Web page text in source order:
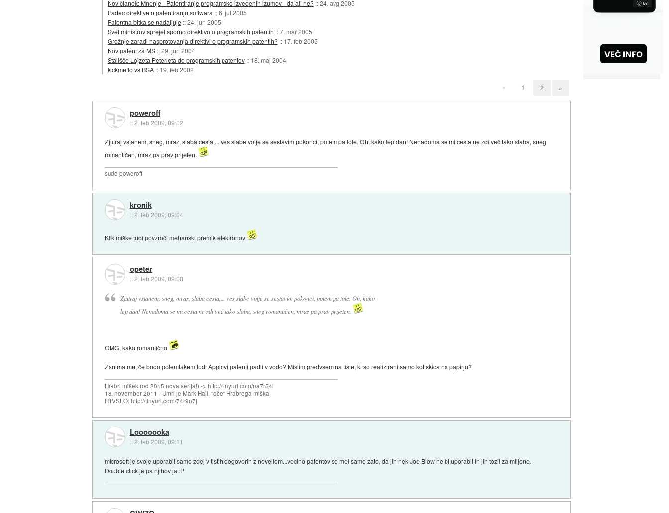
Nov članek: Mnenje - Patentiranje programsko izvedenih izumov - da ali ne? ::24. avg 2005
Padec direktive o patentiranju softwara ::6. jul 2005
Patentna bitka se nadaljuje ::24. jun 2005
Svet ministrov sprejel sporno direktivo o programskih patentih ::7. mar 2005
Grožnje zaradi nasprotovanja direktivi o programskih patentih? :: 17. feb 2005
Nov patent za MS ::29. jun 2004
Stališče Lojzeta Peterleta do programskih patentov :: 18. maj 2004
kickme.to vs BSA :: 19. feb 2002
« 1 2 »
poweroff
::2. feb 2009, 09:02
Zjutraj vstanem, sneg, mraz, slaba cesta,... ves slabe volje se sestavim pokonci, potem pa tole. Oh, kako lep dan! Nenadoma se mi cesta ne zdi več tako slaba, sneg
romantičen, mraz pa prav prijeten.
sudo poweroff
kronik
::2. feb 2009, 09:04
Klik miške tudi povzroči mehanski premik elektronov
opeter
::2. feb 2009, 09:08
Zjutraj vstanem, sneg, mraz, slaba cesta,... ves slabe volje se sestavim pokonci, potem pa tole. Oh, kako
lep dan! Nenadoma se mi cesta ne zdi več tako slaba, sneg romantičen, mraz pa prav prijeten.
OMG, kako romantično
Zanima me, če bodo potemtakem tudi Applovi patenti padli v vodo? Mislim predvsem na tiste, ki so realizirani samo kot skica na papirju?
Hrabri mišek (od 2015 nova serija!) -> http://tinyurl.com/na7r54l
18. november 2011 - Umrl je Mark Hall, "oče" Hrabrega miška
RTVSLO: http://tinyurl.com/74r9n7j
Looooooka
::2. feb 2009, 09:11
microsoft je svoje uporabil samo zdej v tistih dogovorih z novellom...vecino patentov so mel samo zato, da jih nek Joe Blow ne bi uporabil in jih tozil za miljone.
Double click je pa njihov ja :P